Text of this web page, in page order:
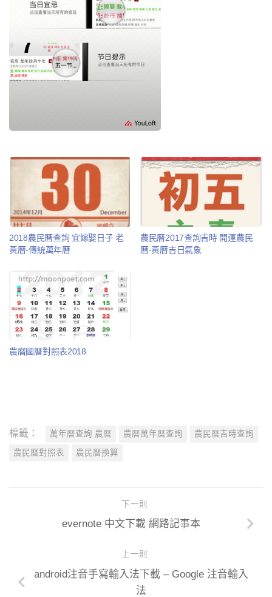
2018農民曆查詢 宜嫁娶日子 老
黃曆-傳統萬年曆
農民曆2017查詢吉時 開運農民
曆-黃曆吉日氣象
農曆國曆對照表2018
標籤： 萬年曆查詢 農曆 農曆萬年曆查詢 農民曆吉時查詢
農民曆對照表 農民曆換算
下一則
evernote 中文下載 網路記事本
上一則
android注音手寫輸入法下載 – Google 注音輸入
法